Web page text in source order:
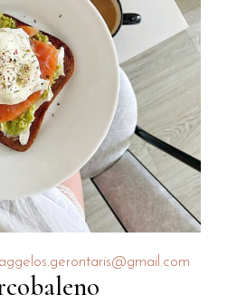
aggelos.gerontaris@gmail.com